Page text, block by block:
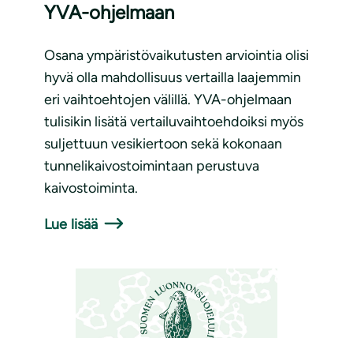
YVA-ohjelmaan
Osana ympäristövaikutusten arviointia olisi
hyvä olla mahdollisuus vertailla laajemmin
eri vaihtoehtojen välillä. YVA-ohjelmaan
tulisikin lisätä vertailuvaihtoehdoiksi myös
suljettuun vesikiertoon sekä kokonaan
tunnelikaivostoimintaan perustuva
kaivostoiminta.
Lue lisää